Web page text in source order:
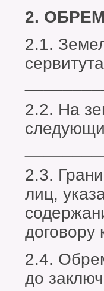
2.
2.1.
2.2. На
2.3.
лиц,
договору
2.4.
до